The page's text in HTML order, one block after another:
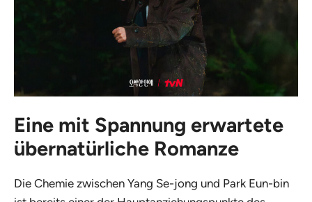
Eine mit Spannung erwartete
übernatürliche Romanze
Die Chemie zwischen Yang Se-jong und Park Eun-bin